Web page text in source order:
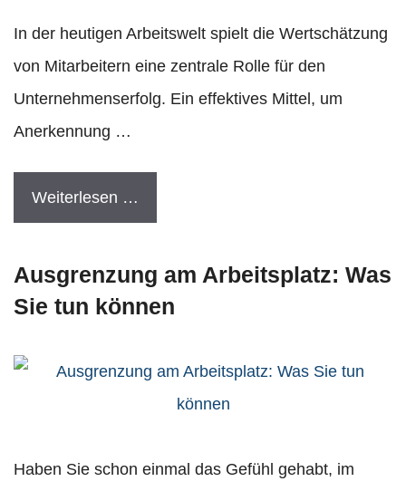
In der heutigen Arbeitswelt spielt die Wertschätzung
von Mitarbeitern eine zentrale Rolle für den
Unternehmenserfolg. Ein effektives Mittel, um
Anerkennung …
Weiterlesen …
Ausgrenzung am Arbeitsplatz: Was
Sie tun können
Haben Sie schon einmal das Gefühl gehabt, im